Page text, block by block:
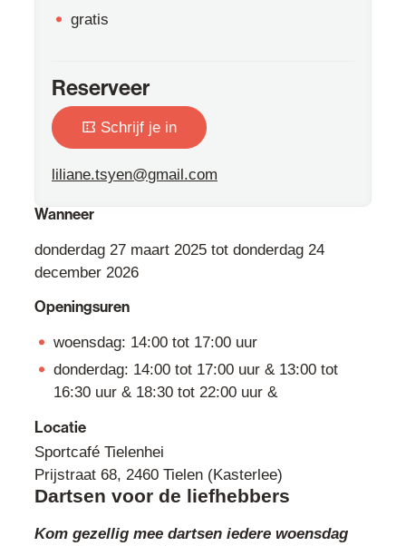
gratis
Reserveer
Schrijf je in
liliane.tsyen@gmail.com
Wanneer
donderdag 27 maart 2025 tot donderdag 24
december 2026
Openingsuren
woensdag: 14:00 tot 17:00 uur
donderdag: 14:00 tot 17:00 uur & 13:00 tot
16:30 uur & 18:30 tot 22:00 uur &
Locatie
Sportcafé Tielenhei
Prijstraat 68, 2460 Tielen (Kasterlee)
Dartsen voor de liefhebbers
Kom gezellig mee dartsen iedere woensdag